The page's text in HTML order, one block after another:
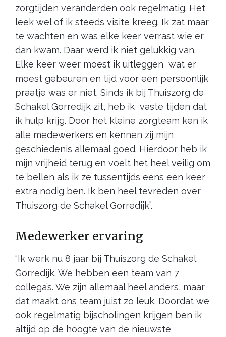
zorgtijden veranderden ook regelmatig. Het
leek wel of ik steeds visite kreeg. Ik zat maar
te wachten en was elke keer verrast wie er
dan kwam. Daar werd ik niet gelukkig van.
Elke keer weer moest ik uitleggen wat er
moest gebeuren en tijd voor een persoonlijk
praatje was er niet. Sinds ik bij Thuiszorg de
Schakel Gorredijk zit, heb ik vaste tijden dat
ik hulp krijg. Door het kleine zorgteam ken ik
alle medewerkers en kennen zij mijn
geschiedenis allemaal goed. Hierdoor heb ik
mijn vrijheid terug en voelt het heel veilig om
te bellen als ik ze tussentijds eens een keer
extra nodig ben. Ik ben heel tevreden over
Thuiszorg de Schakel Gorredijk”.
Medewerker ervaring
“Ik werk nu 8 jaar bij Thuiszorg de Schakel
Gorredijk. We hebben een team van 7
collega’s. We zijn allemaal heel anders, maar
dat maakt ons team juist zo leuk. Doordat we
ook regelmatig bijscholingen krijgen ben ik
altijd op de hoogte van de nieuwste